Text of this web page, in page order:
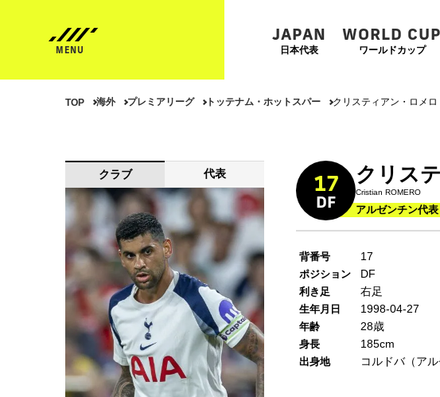
JAPAN
日本代表
WORLD CUP
ワールドカップ
TOP 海外 プレミアリーグ トッテナム・ホットスパー クリスティアン・ロメロ
クラブ 代表 17
DF
クリス
Cristian ROMERO
アルゼンチン代表
背番号 17
ポジション DF
利き足 右足
生年月日 1998-04-27
年齢 28歳
身長 185cm
出身地 コルドバ（アル